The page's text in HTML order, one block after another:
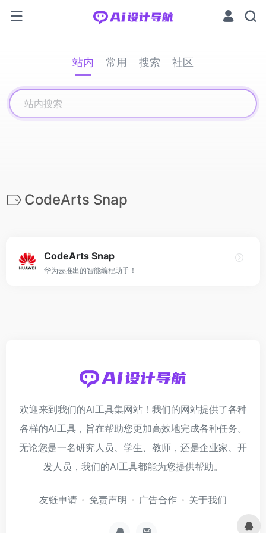
站内 常用 搜索 社区
CodeArts Snap
CodeArts Snap
华为云推出的智能编程助手！
欢迎来到我们的AI工具集网站！我们的网站提供了各种
各样的AI工具，旨在帮助您更加高效地完成各种任务。
无论您是一名研究人员、学生、教师，还是企业家、开
发人员，我们的AI工具都能为您提供帮助。
友链申请 免责声明 广告合作 关于我们